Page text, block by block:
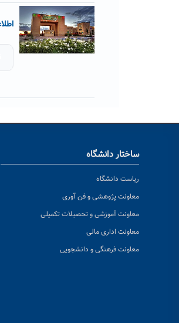
ساختار دانشگاه
ریاست دانشگاه
معاونت پژوهشی و فن آوری
معاونت آموزشی و تحصیلات تکمیلی
معاونت اداری مالی
معاونت فرهنگی و دانشجویی